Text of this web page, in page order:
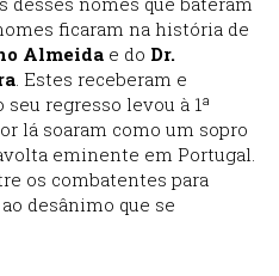
ficaram na história de
Almeida e do Dr.
. Estes receberam e
regresso levou à 1ª
lá soaram como um sopro
eminente em Portugal.
os combatentes para
desânimo que se